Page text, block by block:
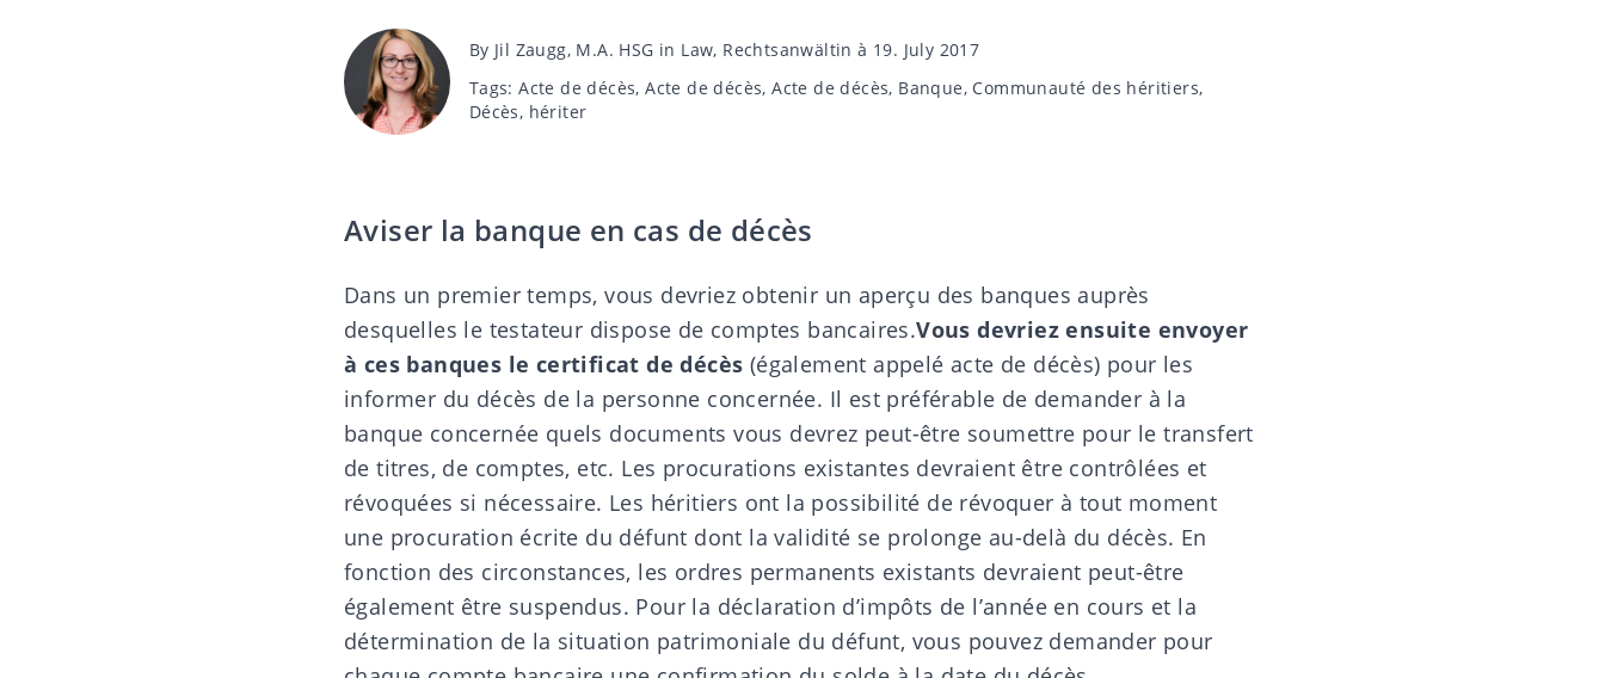
Post
By Jil Zaugg, M.A. HSG in Law, Rechtsanwältin à 19. July 2017
Tags
Tags:Acte de décès,Acte de décès,Acte de décès, Banque, Communauté des héritiers,
Décès, hériter
Aviser la banque en cas de décès
Dans un premier temps, vous devriez obtenir un aperçu des banques auprès
desquelles le testateur dispose de comptes bancaires.Vous devriez ensuite envoyer
à ces banques le certificat de décès (également appelé acte de décès) pour les
informer du décès de la personne concernée. Il est préférable de demander à la
banque concernée quels documents vous devrez peut-être soumettre pour le transfert
de titres, de comptes, etc. Les procurations existantes devraient être contrôlées et
révoquées si nécessaire. Les héritiers ont la possibilité de révoquer à tout moment
une procuration écrite du défunt dont la validité se prolonge au-delà du décès. En
fonction des circonstances, les ordres permanents existants devraient peut-être
également être suspendus. Pour la déclaration d’impôts de l’année en cours et la
détermination de la situation patrimoniale du défunt, vous pouvez demander pour